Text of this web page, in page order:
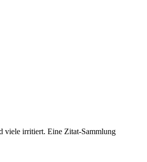
viele irritiert. Eine Zitat-Sammlung